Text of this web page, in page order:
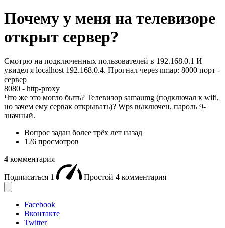
Почему у меня на телевизоре
открыт сервер?
Смотрю на подключенных пользователей в 192.168.0.1 И
увидел я localhost 192.168.0.4. Прогнал через nmap: 8000 порт -
сервер
8080 - http-proxy
Что же это могло быть? Телевизор samaumg (подключал к wifi,
но зачем ему сервак открывать)? Wps выключен, пароль 9-
значный.
Вопрос задан более трёх лет назад
126 просмотров
4 комментария
Подписаться 1 Простой 4 комментария
Facebook
Вконтакте
Twitter